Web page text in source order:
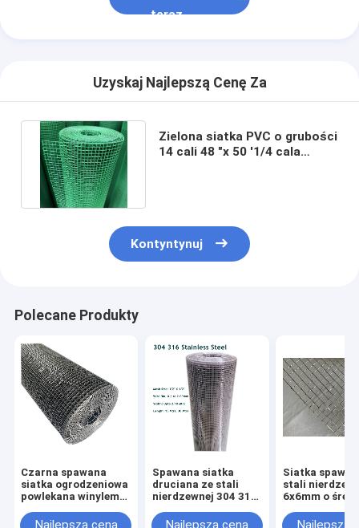
teraz
Uzyskaj Najlepszą Cenę Za
Zielona siatka PVC o grubości
14 cali 48 "x 50 '1/4 cala
Kontyntynuj
Polecane Produkty
Czarna spawana
siatka ogrodzeniowa
powlekana winylem
i ogrodu oraz domu
Spawana siatka
druciana ze stali
nierdzewnej 304 316
otworami 1/2 "x1/2"
Siatka
stali
6x6mm o
Cloth 1/4 "X1/